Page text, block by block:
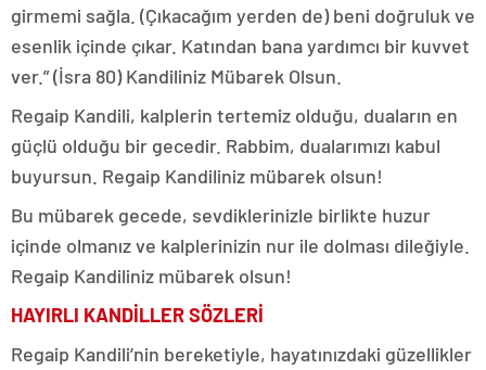
girmemi sağla. (Çıkacağım yerden de) beni doğruluk ve
esenlik içinde çıkar. Katından bana yardımcı bir kuvvet
ver.” (İsra 80) Kandiliniz Mübarek Olsun.
Regaip Kandili, kalplerin tertemiz olduğu, duaların en
güçlü olduğu bir gecedir. Rabbim, dualarımızı kabul
buyursun. Regaip Kandiliniz mübarek olsun!
Bu mübarek gecede, sevdiklerinizle birlikte huzur
içinde olmanız ve kalplerinizin nur ile dolması dileğiyle.
Regaip Kandiliniz mübarek olsun!
HAYIRLI KANDİLLER SÖZLERİ
Regaip Kandili’nin bereketiyle, hayatınızdaki güzellikler